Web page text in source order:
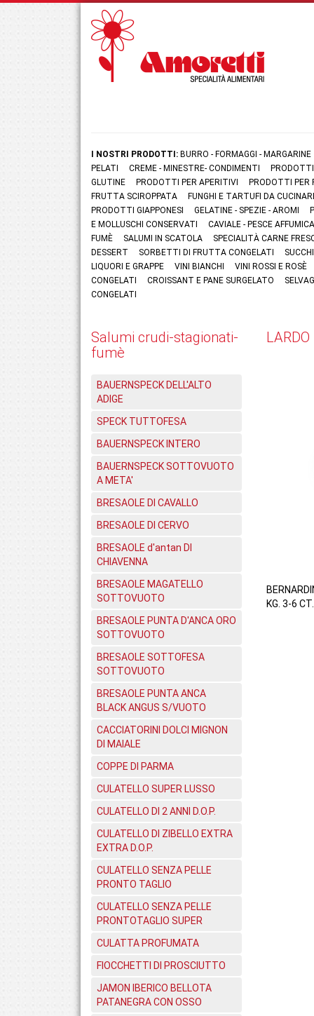
I NOSTRI PRODOTTI: BURRO - FORMAGGI - MARGARINE
PELATI
CREME - MINESTRE- CONDIMENTI
GLUTINE
PRODOTTI PER APERITIVI
PRODOTTI PER
FRUTTA SCIROPPATA
FUNGHI E TARTUFI DA
PRODOTTI GIAPPONESI
GELATINE - SPEZIE - AROMI
E MOLLUSCHI CONSERVATI
CAVIALE - PESCE
FUMÈ
SALUMI IN SCATOLA
SPECIALITÀ CARNE
DESSERT
SORBETTI DI FRUTTA CONGELATI
LIQUORI E GRAPPE
VINI BIANCHI
VINI ROSSI E ROSÈ
CONGELATI
CROISSANT E PANE SURGELATO
CONGELATI
Salumi crudi-stagionati-
fumè
BAUERNSPECK DELL'ALTO
ADIGE
SPECK TUTTOFESA
BAUERNSPECK INTERO
BAUERNSPECK SOTTOVUOTO
A META'
BRESAOLE DI CAVALLO
BRESAOLE DI CERVO
BRESAOLE d'antan DI
CHIAVENNA
BRESAOLE MAGATELLO
SOTTOVUOTO
BRESAOLE PUNTA D'ANCA ORO
SOTTOVUOTO
BRESAOLE SOTTOFESA
SOTTOVUOTO
BRESAOLE PUNTA ANCA
BLACK ANGUS S/VUOTO
CACCIATORINI DOLCI MIGNON
DI MAIALE
COPPE DI PARMA
CULATELLO SUPER LUSSO
CULATELLO DI 2 ANNI D.O.P.
CULATELLO DI ZIBELLO EXTRA
EXTRA D.O.P.
CULATELLO SENZA PELLE
PRONTO TAGLIO
CULATELLO SENZA PELLE
PRONTOTAGLIO SUPER
CULATTA PROFUMATA
FIOCCHETTI DI PROSCIUTTO
JAMON IBERICO BELLOTA
PATANEGRA CON OSSO
KG. 3-6